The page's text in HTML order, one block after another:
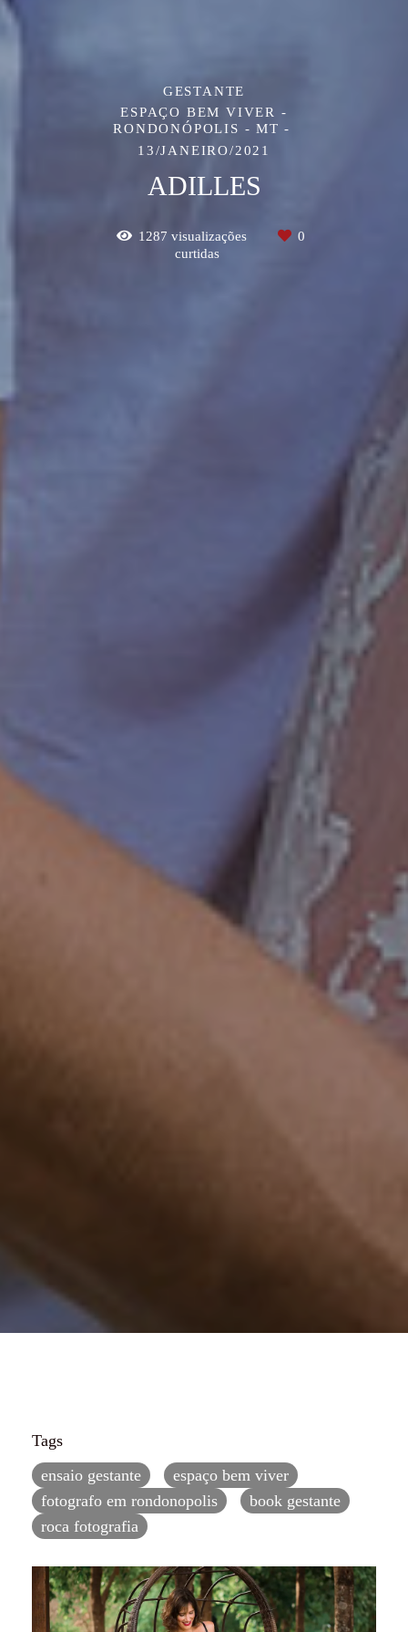
GESTANTE
ESPAÇO BEM VIVER -
RONDONÓPOLIS - MT
13/JANEIRO/2021
ADILLES
1287 visualizações
0
curtidas
Tags
ensaio gestante
espaço bem viver
fotografo em rondonopolis
book gestante
roca fotografia